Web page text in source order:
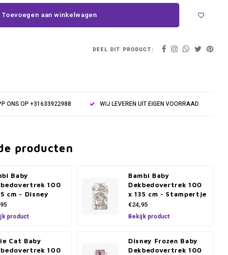
Toevoegen aan winkelwagen
DEEL DIT PRODUCT:
ONS OP +31633922988 WIJ LEVEREN UIT EIGEN VOORRAAD
producten
Baby
100
cm - Disney
product
Bambi Baby
Dekbedovertrek 100
x 135 cm - Stampertje
€24,95
Bekijk product
Cat Baby
100
Disney Frozen Baby
Dekbedovertrek 100